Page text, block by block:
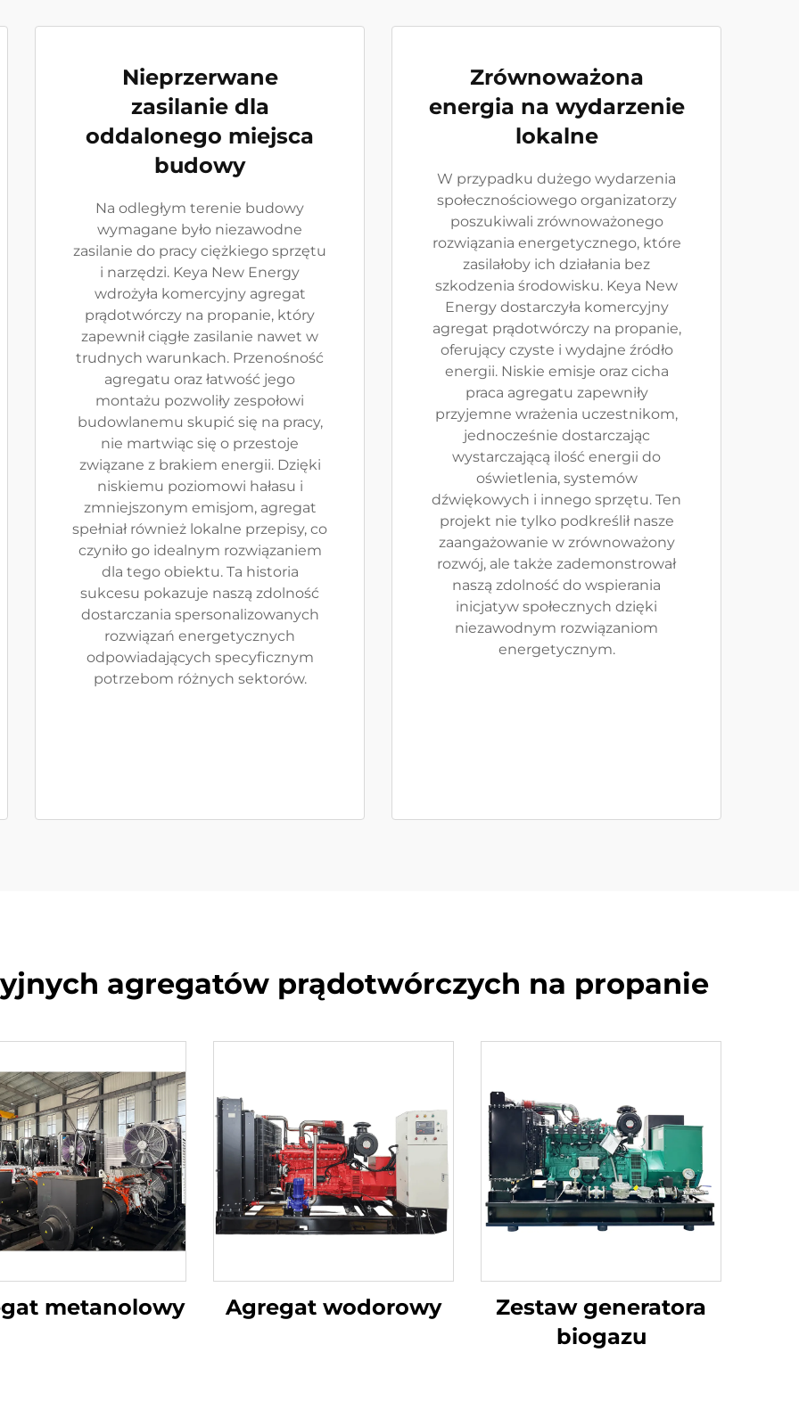
Nieprzerwane
zasilanie dla
oddalonego miejsca
budowy
Na odległym terenie budowy
wymagane było niezawodne
zasilanie do pracy ciężkiego sprzętu
i narzędzi. Keya New Energy
wdrożyła komercyjny agregat
prądotwórczy na propanie, który
zapewnił ciągłe zasilanie nawet w
trudnych warunkach. Przenośność
agregatu oraz łatwość jego
montażu pozwoliły zespołowi
budowlanemu skupić się na pracy,
nie martwiąc się o przestoje
związane z brakiem energii. Dzięki
niskiemu poziomowi hałasu i
zmniejszonym emisjom, agregat
spełniał również lokalne przepisy, co
czyniło go idealnym rozwiązaniem
dla tego obiektu. Ta historia
sukcesu pokazuje naszą zdolność
dostarczania spersonalizowanych
rozwiązań energetycznych
odpowiadających specyficznym
potrzebom różnych sektorów.
Zrównoważona
energia na wydarzenie
lokalne
W przypadku dużego wydarzenia
społecznościowego organizatorzy
poszukiwali zrównoważonego
rozwiązania energetycznego, które
zasilałoby ich działania bez
szkodzenia środowisku. Keya New
Energy dostarczyła komercyjny
agregat prądotwórczy na propanie,
oferujący czyste i wydajne źródło
energii. Niskie emisje oraz cicha
praca agregatu zapewniły
przyjemne wrażenia uczestnikom,
jednocześnie dostarczając
wystarczającą ilość energii do
oświetlenia, systemów
dźwiękowych i innego sprzętu. Ten
projekt nie tylko podkreślił nasze
zaangażowanie w zrównoważony
rozwój, ale także zademonstrował
naszą zdolność do wspierania
inicjatyw społecznych dzięki
niezawodnym rozwiązaniom
energetycznym.
agregatów prądotwórczych na propanie
metanolowy Agregat wodorowy
Zestaw generatora
biogazu